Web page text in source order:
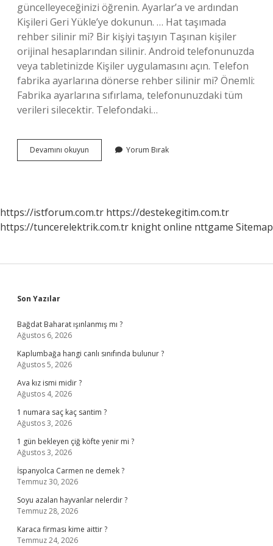
güncelleyeceğinizi öğrenin. Ayarlar’a ve ardından
Kişileri Geri Yükle’ye dokunun. … Hat taşımada
rehber silinir mi? Bir kişiyi taşıyın Taşınan kişiler
orijinal hesaplarından silinir. Android telefonunuzda
veya tabletinizde Kişiler uygulamasını açın. Telefon
fabrika ayarlarına dönerse rehber silinir mi? Önemli:
Fabrika ayarlarına sıfırlama, telefonunuzdaki tüm
verileri silecektir. Telefondaki…
Devamını okuyun
Değişince
Yorum Bırak
https://istforum.com.tr https://destekegitim.com.tr
https://tuncerelektrik.com.tr knight online nttgame Sitemap
Sidebar
Son Yazılar
Bağdat Baharat ışınlanmış mı ?
Ağustos 6, 2026
Kaplumbağa hangi canlı sınıfında bulunur ?
Ağustos 5, 2026
Ava kız ismi midir ?
Ağustos 4, 2026
1 numara saç kaç santim ?
Ağustos 3, 2026
1 gün bekleyen çiğ köfte yenir mi ?
Ağustos 3, 2026
İspanyolca Carmen ne demek ?
Temmuz 30, 2026
Soyu azalan hayvanlar nelerdir ?
Temmuz 28, 2026
Karaca firması kime aittir ?
Temmuz 24, 2026